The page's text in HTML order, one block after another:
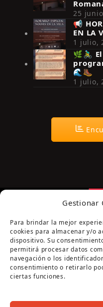
Gestionar
Para brindar la mejor
cookies para almacenar y/o
dispositivo. Su
permitirá procesar datos
navegación o los
consentimiento o retirarlo
ciertas funciones.
25
📢
EN LA
1 julio,
🌿🚴‍♂️
🌊🥾
1 julio,
Página cofinanciada